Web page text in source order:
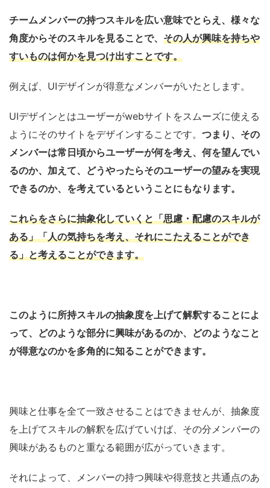
チームメンバーの持つスキルを広い意味でとらえ、様々な
角度からそのスキルを見ることで、 その人が興味を持ちや
すいものは何かを見つけ出すことです。
例えば、UIデザインが得意なメンバーがいたとします。
UIデザインとはユーザーがwebサイトをスムーズに使える
ようにそのサイトをデザインすることです。 つまり、その
メンバーは常日頃からユーザーが何を考え、何を望んでい
るのか、加えて、どうやったらそのユーザーの望みを実現
できるのか、を考えているということにもなります。
これらをさらに抽象化していくと「思慮・配慮のスキルが
ある」「人の気持ちを考え、それにこたえることができ
る」と考えることができます。
このように所持スキルの抽象度を上げて解釈することによ
って、どのような部分に興味があるのか、どのようなこと
が得意なのかを多角的に知ることができます。
興味と仕事を全て一致させることはできませんが、抽象度
を上げてスキルの解釈を広げていけば、その分メンバーの
興味があるものと重なる範囲が広がっていきます。
それによって、メンバーの持つ興味や得意技と共通点のあ